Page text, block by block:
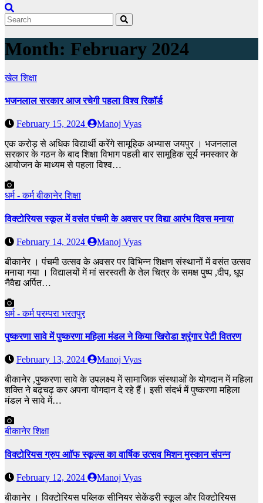
Month: February 2024
खेलशिक्षा
भजनलाल सरकार आज रचेगी पहला विश्व रिकॉर्ड
February 15, 2024
Manoj Vyas
एक करोड़ से अधिक विद्यार्थी करेंगे सामूहिक अभ्यास जयपुर । भजनलाल
सरकार के गठन के बाद शिक्षा विभाग पहली बार सामूहिक सूर्य नमस्कार के
आयोजन के माध्यम से पहला विश्व…
धर्म - कर्मबीकानेरशिक्षा
विक्टोरियस स्कूल में वसंत पंचमी के अवसर पर विद्या आरंभ दिवस मनाया
February 14, 2024
Manoj Vyas
बीकानेर । पंचमी उत्सव के अवसर पर विभिन्न शिक्षण संस्थानों में वसंत उत्सव
मनाया गया । विद्यालयों में मां सरस्वती के तेल चित्र के समक्ष पुष्प ,दीप, धूप
नैवैद्य अर्पित…
धर्म - कर्मपरम्परा भरतपुर
पुष्करणा सावे में पुष्करणा महिला मंडल ने किया खिरोडा श्रृंगार पेटी वितरण
February 13, 2024
Manoj Vyas
बीकानेर ,पुष्करणा सावे के उपलक्ष्य में सामाजिक संस्थाओं के योगदान में महिला
शक्ति ने बढ़चढ़ कर अपना योगदान दे रहे हैं। इसी संदर्भ में पुष्करणा महिला
मंडल ने सावे में…
बीकानेरशिक्षा
विक्टोरियस ग्रुप आॉफ स्कूल्स का वार्षिक उत्सव मिशन मुस्कान संपन्न
February 12, 2024
Manoj Vyas
बीकानेर । विक्टोरियस पब्लिक सीनियर सेकेंडरी स्कूल और विक्टोरियस